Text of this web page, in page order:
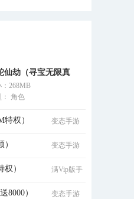
仙劫（寻宝无限真
：268MB
： 角色
权） 变态手游
变态手游
）
满Vip版手
8000） 变态手游